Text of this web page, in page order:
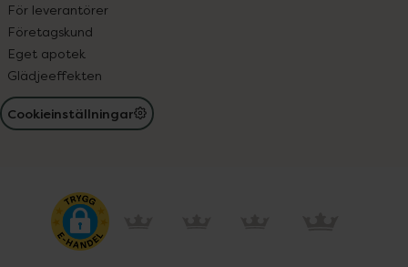
För leverantörer
Företagskund
Eget apotek
Glädjeeffekten
Cookieinställningar